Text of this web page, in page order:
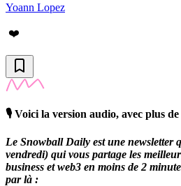
Yoann Lopez
❤️
🎙️ Voici la version audio, avec plus de
Le Snowball Daily est une newsletter
vendredi) qui vous partage les
business et web3 en moins de 2
par là :